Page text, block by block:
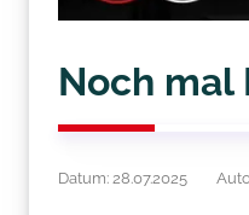
Noch mal
Datum: 28.07.2025